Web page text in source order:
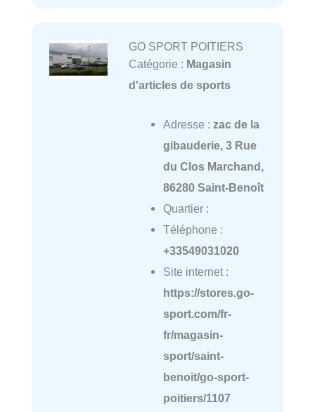
GO SPORT POITIERS
Catégorie : Magasin
d'articles de sports
Adresse : zac de la
gibauderie, 3 Rue
du Clos Marchand,
86280 Saint-Benoît
Quartier :
Téléphone :
+33549031020
Site internet :
https://stores.go-
sport.com/fr-
fr/magasin-
sport/saint-
benoit/go-sport-
poitiers/1107